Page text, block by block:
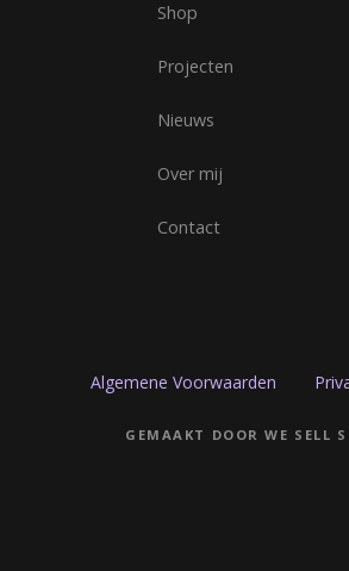
Shop
Projecten
Nieuws
Over mij
Contact
Algemene Voorwaarden
GEMAAKT DOOR WE SELL